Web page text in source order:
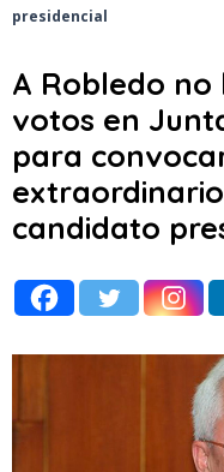
presidencial
A Robledo
votos en
para
candidato